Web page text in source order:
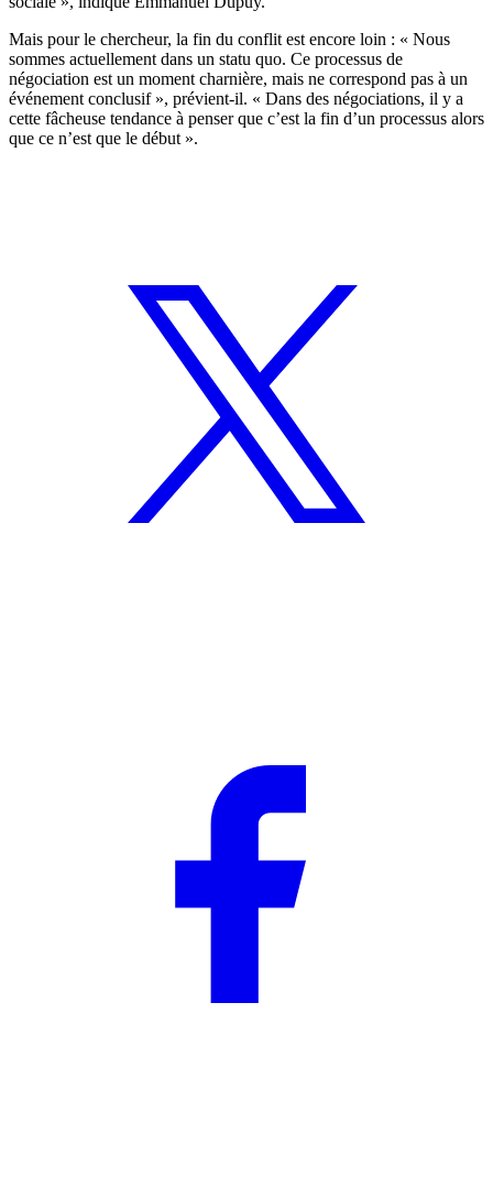
Mais pour le chercheur, la fin du conflit est encore loin : « Nous
sommes actuellement dans un statu quo. Ce processus de
négociation est un moment charnière, mais ne correspond pas à un
événement conclusif », prévient-il. « Dans des négociations, il y a
cette fâcheuse tendance à penser que c’est la fin d’un processus alors
que ce n’est que le début ».